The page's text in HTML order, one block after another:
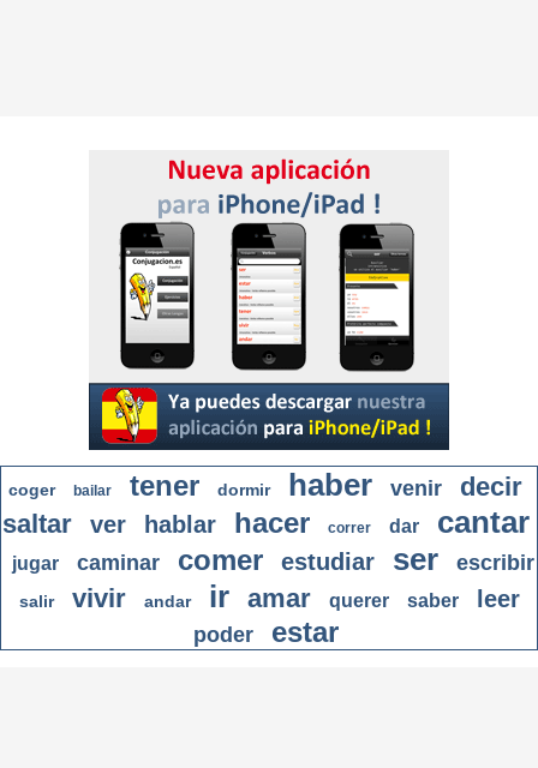
coger bailar tener dormir haber venir
decir
saltar
ver hablar hacer correr dar cantar
jugar caminar comer estudiar ser escribir
salir vivir andar ir amar querer saber leer
poder estar